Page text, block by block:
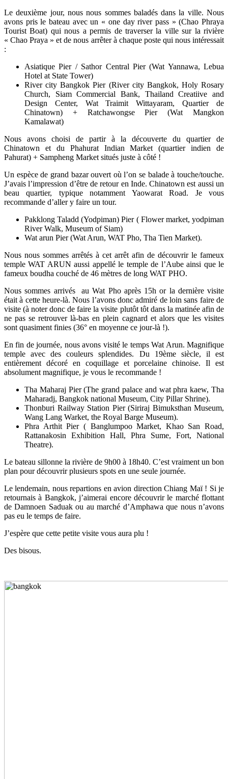
Le deuxième jour, nous nous sommes baladés dans la ville. Nous
avons pris le bateau avec un « one day river pass » (Chao Phraya
Tourist Boat) qui nous a permis de traverser la ville sur la rivière
« Chao Praya » et de nous arrêter à chaque poste qui nous intéressait
:
Asiatique Pier / Sathor Central Pier (Wat Yannawa, Lebua
Hotel at State Tower)
River city Bangkok Pier (River city Bangkok, Holy Rosary
Church, Siam Commercial Bank, Thailand Creatiive and
Design Center, Wat Traimit Wittayaram, Quartier de
Chinatown) + Ratchawongse Pier (Wat Mangkon
Kamalawat)
Nous avons choisi de partir à la découverte du quartier de
Chinatown et du Phahurat Indian Market (quartier indien de
Pahurat) + Sampheng Market situés juste à côté !
Un espèce de grand bazar ouvert où l’on se balade à touche/touche.
J’avais l’impression d’être de retour en Inde. Chinatown est aussi un
beau quartier, typique notamment Yaowarat Road. Je vous
recommande d’aller y faire un tour.
Pakklong Taladd (Yodpiman) Pier ( Flower market, yodpiman
River Walk, Museum of Siam)
Wat arun Pier (Wat Arun, WAT Pho, Tha Tien Market).
Nous nous sommes arrêtés à cet arrêt afin de découvrir le fameux
temple WAT ARUN aussi appellé le temple de l’Aube ainsi que le
fameux boudha couché de 46 mètres de long WAT PHO.
Nous sommes arrivés au Wat Pho après 15h or la dernière visite
était à cette heure-là. Nous l’avons donc admiré de loin sans faire de
visite (à noter donc de faire la visite plutôt tôt dans la matinée afin de
ne pas se retrouver là-bas en plein cagnard et alors que les visites
sont quasiment finies (36° en moyenne ce jour-là !).
En fin de journée, nous avons visité le temps Wat Arun. Magnifique
temple avec des couleurs splendides. Du 19ème siècle, il est
entièrement décoré en coquillage et porcelaine chinoise. Il est
absolument magnifique, je vous le recommande !
Tha Maharaj Pier (The grand palace and wat phra kaew, Tha
Maharadj, Bangkok national Museum, City Pillar Shrine).
Thonburi Railway Station Pier (Siriraj Bimuksthan Museum,
Wang Lang Warket, the Royal Barge Museum).
Phra Arthit Pier ( Banglumpoo Market, Khao San Road,
Rattanakosin Exhibition Hall, Phra Sume, Fort, National
Theatre).
Le bateau sillonne la rivière de 9h00 à 18h40. C’est vraiment un bon
plan pour découvrir plusieurs spots en une seule journée.
Le lendemain, nous repartions en avion direction Chiang Maï ! Si je
retournais à Bangkok, j’aimerai encore découvrir le marché flottant
de Damnoen Saduak ou au marché d’Amphawa que nous n’avons
pas eu le temps de faire.
J’espère que cette petite visite vous aura plu !
Des bisous.